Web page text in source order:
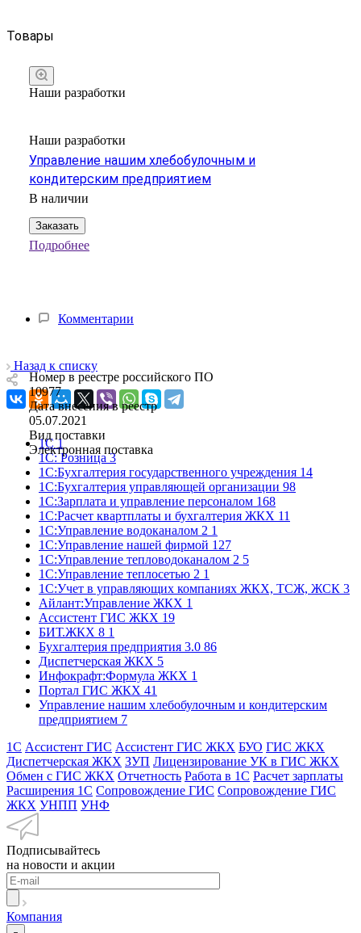
Товары
Номер в реестре российского ПО
10977
Дата внесения в реестр
05.07.2021
Вид поставки
Электронная поставка
Наши разработки
Наши разработки
Управление нашим хлебобулочным и
кондитерским предприятием
В наличии
Заказать
Подробнее
Комментарии
Назад к списку
1С 1
1С: Розница 3
1С:Бухгалтерия государственного учреждения 14
1С:Бухгалтерия управляющей организации 98
1С:Зарплата и управление персоналом 168
1С:Расчет квартплаты и бухгалтерия ЖКХ 11
1С:Управление водоканалом 2 1
1С:Управление нашей фирмой 127
1С:Управление тепловодоканалом 2 5
1С:Управление теплосетью 2 1
1С:Учет в управляющих компаниях ЖКХ, ТСЖ, ЖСК 3
Айлант:Управление ЖКХ 1
Ассистент ГИС ЖКХ 19
БИТ.ЖКХ 8 1
Бухгалтерия предприятия 3.0 86
Диспетчерская ЖКХ 5
Инфокрафт:Формула ЖКХ 1
Портал ГИС ЖКХ 41
Управление нашим хлебобулочным и кондитерским
предприятием 7
1С Ассистент ГИС Ассистент ГИС ЖКХ БУО ГИС ЖКХ
Диспетчерская ЖКХ ЗУП Лицензирование УК в ГИС ЖКХ
Обмен с ГИС ЖКХ Отчетность Работа в 1С Расчет зарплаты
Расширения 1С Сопровождение ГИС Сопровождение ГИС
ЖКХ УНПП УНФ
Подписывайтесь
на новости и акции
Компания